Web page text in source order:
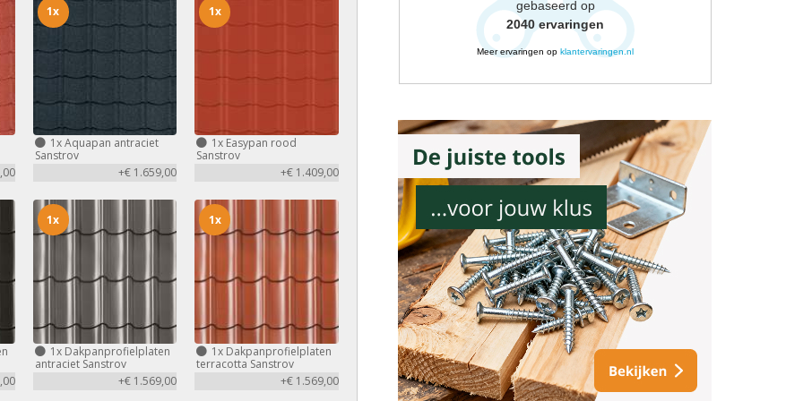
1xAquapan antraciet
Sanstrov
+€ 1.659,00
1x
1x Easypan rood
Sanstrov
+€ 1.409,00
1x
1xDakpanprofielplaten
antraciet Sanstrov
+€ 1.569,00
1x
1x Dakpanprofielplaten
terracotta Sanstrov
+€ 1.569,00
1x
gebaseerd op
2040 ervaringen
Meer ervaringen op klantervaringen.nl